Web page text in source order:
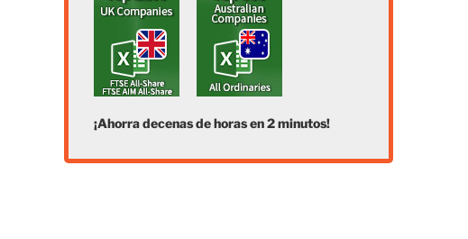
¡Ahorra decenas de horas en 2 minutos!